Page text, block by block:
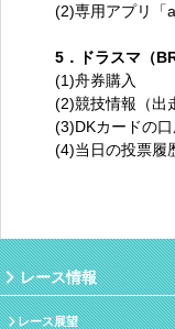
(2)専用アプリ「
5．ドラスマ（
(1)舟券購入
(2)競技情報（出
(3)DKカードの
(4)当日の投票履
レース情報
レース展望